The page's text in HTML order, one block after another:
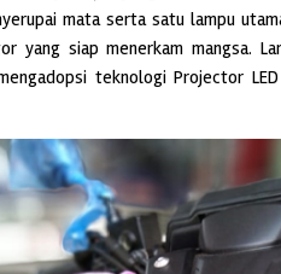
mata serta satu lampu
yang siap menerkam mangsa.
teknologi Projector